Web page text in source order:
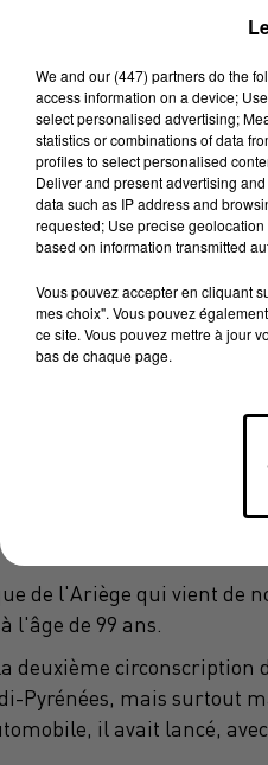
Schaller
de l'Ariège qui vient de
l'âge de 99 ans.
deuxième circonscription
Pyrénées, mais surtout
il avait lancé,
We and our (447) partnersdo the
access information on a device;
select personalised advertising;
statistics or combinations of data
profiles to select personalised
Deliver and present advertising
data such as IP address and
requested; Use precise
based on information transmitted
Vous pouvez accepter en cliquant
mes choix". Vous pouvez
ce site. Vous pouvez mettre à jour
bas de chaque page.